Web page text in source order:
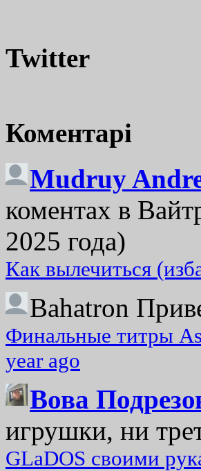
Twitter
Коментарі
Mudruy
коментах в
2025 года)
Как вылечиться
Bahatron
Финальные титры
year ago
Вова
игрушки, ни
GLaDOS своими